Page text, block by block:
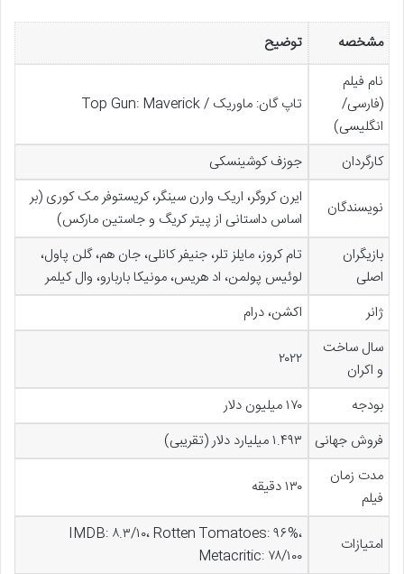
مشخصه
توضیح
نام فیلم
(فارسی/
انگلیسی)
تاپ گان: ماوریک / Top Gun: Maverick
کارگردان جوزف کوشینسکی
نویسندگان
ایرن کروگر، اریک وارن سینگر، کریستوفر مک کوری (بر
اساس داستانی از پیتر کریگ و جاستین مارکس)
بازیگران
اصلی
تام کروز، مایلز تلر، جنیفر کانلی، جان هم، گلن پاول،
لوئیس پولمن، اد هریس، مونیکا باربارو، وال کیلمر
ژانر
اکشن، درام
سال ساخت
و اکران
۲۰۲۲
بودجه
۱۷۰ میلیون دلار
فروش جهانی
۱.۴۹۳ میلیارد دلار (تقریبی)
مدت زمان
فیلم
۱۳۰ دقیقه
امتیازات
IMDB: ۸.۳/۱۰، Rotten Tomatoes: ۹۶%،
Metacritic: ۷۸/۱۰۰